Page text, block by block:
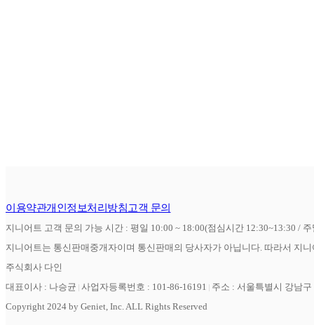
이용약관개인정보처리방침고객 문의
지니어트 고객 문의 가능 시간 : 평일 10:00 ~ 18:00(점심시간 12:30~13:30 /
지니어트는 통신판매중개자이며 통신판매의 당사자가 아닙니다. 따라서 지
주식회사 다인
대표이사 : 나승균 사업자등록번호 : 101-86-16191
주소 : 서울특별시 강남
Copyright 2024 by Geniet, Inc. ALL Rights Reserved